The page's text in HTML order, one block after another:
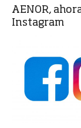
AENOR,
Instagram